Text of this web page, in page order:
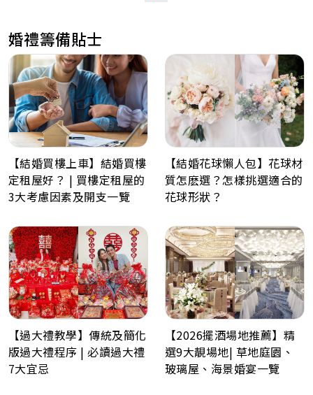
婚禮籌備貼士
【結婚買樓上車】結婚買樓
定租屋好？ | 買樓定租屋的
3大考慮因素及開支一覽
【結婚花球懶人包】花球材
質怎麽選？怎樣挑選適合的
花球形狀？
【過大禮教學】傳統及簡化
版過大禮程序 | 必讀過大禮
7大宜忌
【2026擺酒場地推薦】精
選9大靚場地| 草地庭園、
玻璃屋、海景婚宴一覽